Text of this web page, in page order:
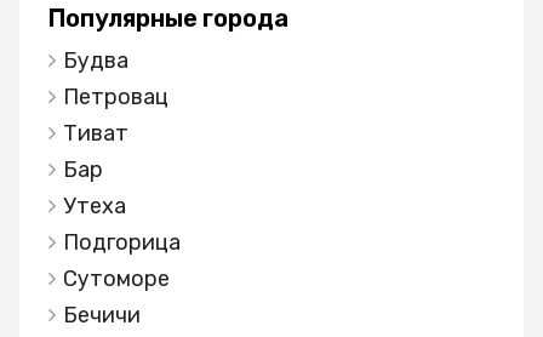
Черногории за инвестиции. Место
перспективное, поскольку, в настоящий момент
принята Государственная программа, которая
обеспечивает повышенный интерес к Колашину,
как к горнолыжному курорту – повышенный
интерес со стороны зарубежных инвесторов.
Всем любителям горнолыжного спорта, давно
известно качество горнолыжных трасс,
которые не уступают, а иногда и превосходят
горнолыжные трассы в Альпах. Поэтому здесь
так много спортсменов со всего мира, и
Популярные города
Будва
Петровац
Тиват
Бар
Утеха
Подгорица
Сутоморе
Бечичи